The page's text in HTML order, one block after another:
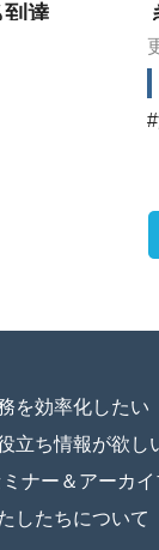
達
を効率化したい
立ち情報が欲し
ミナー＆アーカイ
したちについて